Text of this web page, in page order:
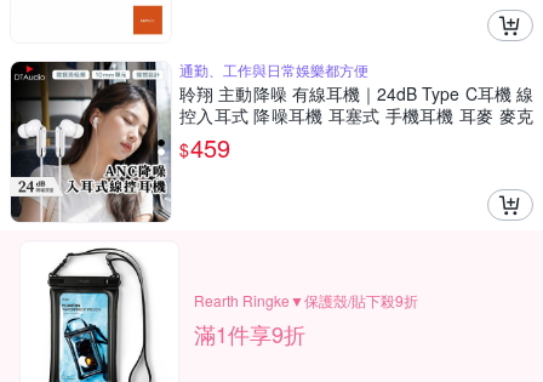
通勤、工作與日常娛樂都方便
聆翔 主動降噪 有線耳機｜24dB Type C耳機 線
控入耳式 降噪耳機 耳塞式 手機耳機 耳麥 麥克
風
$459
Rearth Ringke▼保護殼/貼下殺9折
滿1件享9折